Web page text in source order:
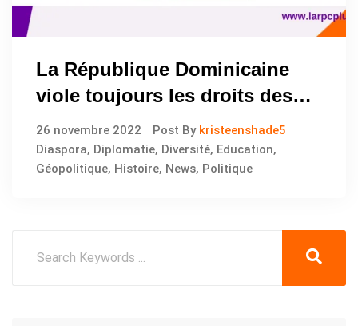
La République Dominicaine
viole toujours les droits des
Haïtiens
26 novembre 2022 Post By kristeenshade5
Diaspora, Diplomatie, Diversité, Education,
Géopolitique, Histoire, News, Politique